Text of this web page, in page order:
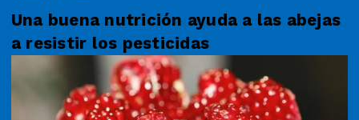
Una buena nutrición ayuda a las abejas
a resistir los pesticidas